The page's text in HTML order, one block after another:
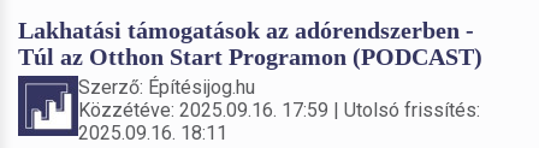
Lakhatási támogatások az adórendszerben -
Túl az Otthon Start Programon (PODCAST)
Szerző: Építésijog.hu
Közzétéve: 2025.09.16. 17:59 | Utolsó frissítés:
2025.09.16. 18:11